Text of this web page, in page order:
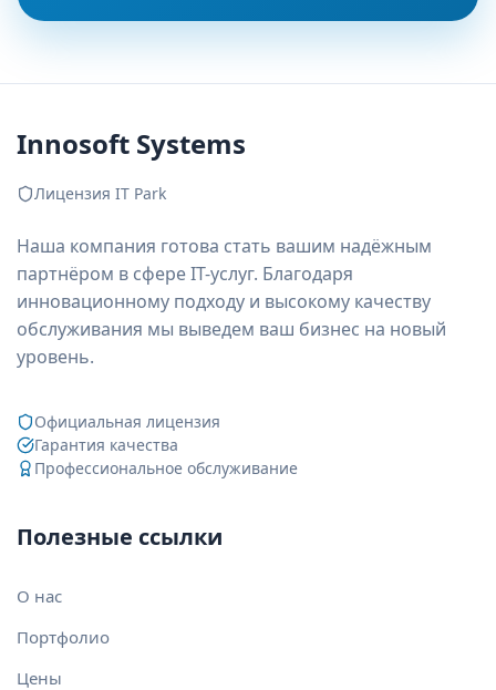
Innosoft Systems
Лицензия IT Park
Наша компания готова стать вашим надёжным
партнёром в сфере IT-услуг. Благодаря
инновационному подходу и высокому качеству
обслуживания мы выведем ваш бизнес на новый
уровень.
Официальная лицензия
Гарантия качества
Профессиональное обслуживание
Полезные ссылки
О нас
Портфолио
Цены